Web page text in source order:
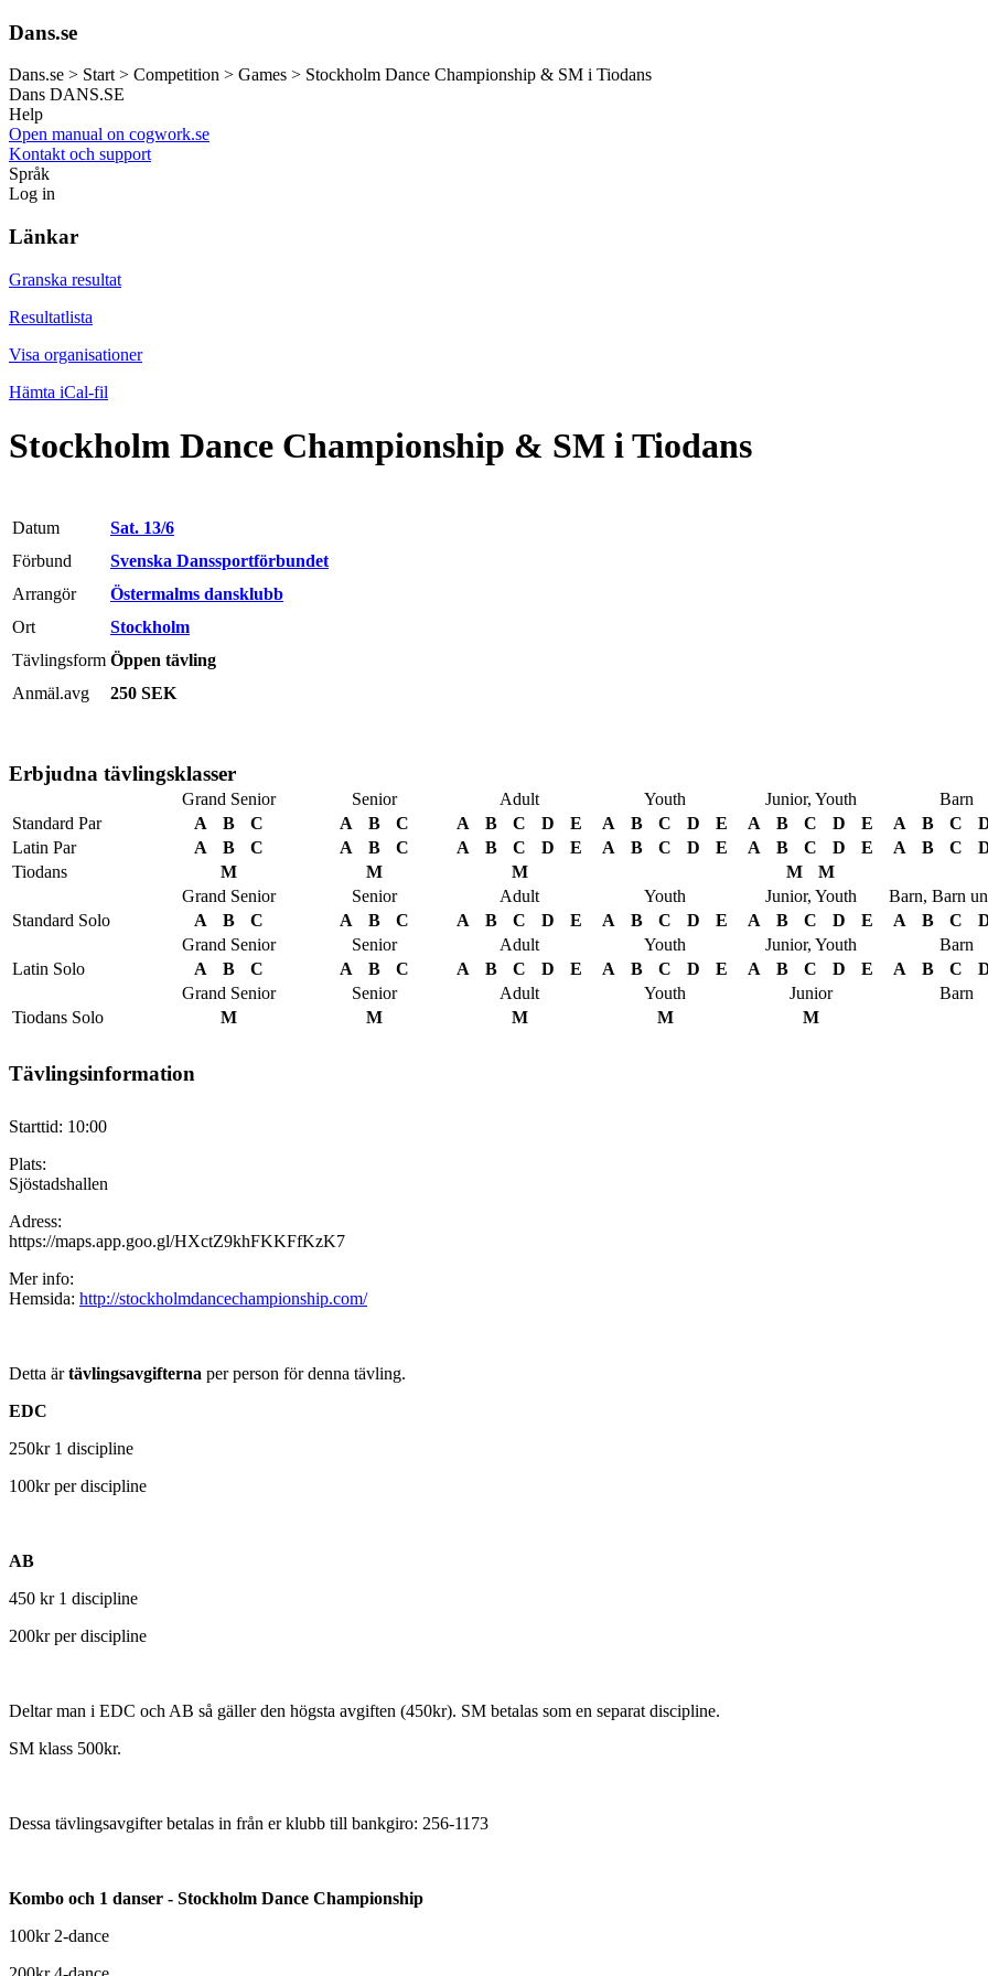
Dans.se
Dans.se > Start > Competition > Games > Stockholm Dance Championship & SM i Tiodans
Dans DANS.SE
Help
Open manual on cogwork.se
Kontakt och support
Språk
Log in
Länkar
Granska resultat
Resultatlista
Visa organisationer
Hämta iCal-fil
Stockholm Dance Championship & SM i Tiodans
Datum
Sat. 13/6
Förbund
Svenska Danssportförbundet
Arrangör
Östermalms dansklubb
Ort
Stockholm
Tävlingsform Öppen tävling
Anmäl.avg
250 SEK
Erbjudna tävlingsklasser
Grand Senior Senior Adult Youth Junior, Youth
Barn
Standard Par
A B C A B C A B C D E A B C D E A B C D E A B C
Latin Par
A B C A B C A B C D E A B C D E A B C D E A B C
Tiodans
M M M M
M
Grand Senior
Senior Adult Youth Junior, Youth
Barn, Barn
Standard Solo
A B C A B C A B C D E A B C D E A B C D E A B C
Grand Senior
Senior Adult Youth Junior, Youth
Barn
Latin Solo
A B C A B C A B C D E A B C D E A B C D E A B C
Grand Senior
Senior Adult Youth Junior
Barn
Tiodans Solo
M M M M M
Tävlingsinformation
Starttid: 10:00
Plats:
Sjöstadshallen
Adress:
https://maps.app.goo.gl/HXctZ9khFKKFfKzK7
Mer info:
Hemsida: http://stockholmdancechampionship.com/
Detta ärtävlingsavgifterna per person för denna tävling.
EDC
250kr 1 discipline
100kr per discipline
AB
450 kr 1 discipline
200kr per discipline
Deltar man i EDC och AB så gäller den högsta avgiften (450kr). SM betalas som en separat discipline.
SM klass 500kr.
Dessa tävlingsavgifter betalas in från er klubb till bankgiro: 256-1173
Kombo och 1 danser - Stockholm Dance Championship
100kr 2-dance